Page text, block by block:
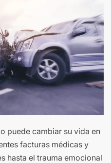
puede cambiar su vida en
facturas médicas y
hasta el trauma emocional